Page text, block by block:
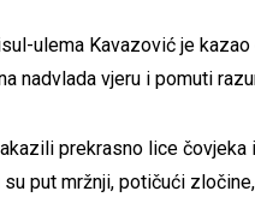
ulema Kavazović je
nadvlada vjeru i pomuti
prekrasno lice
put mržnji, potičući